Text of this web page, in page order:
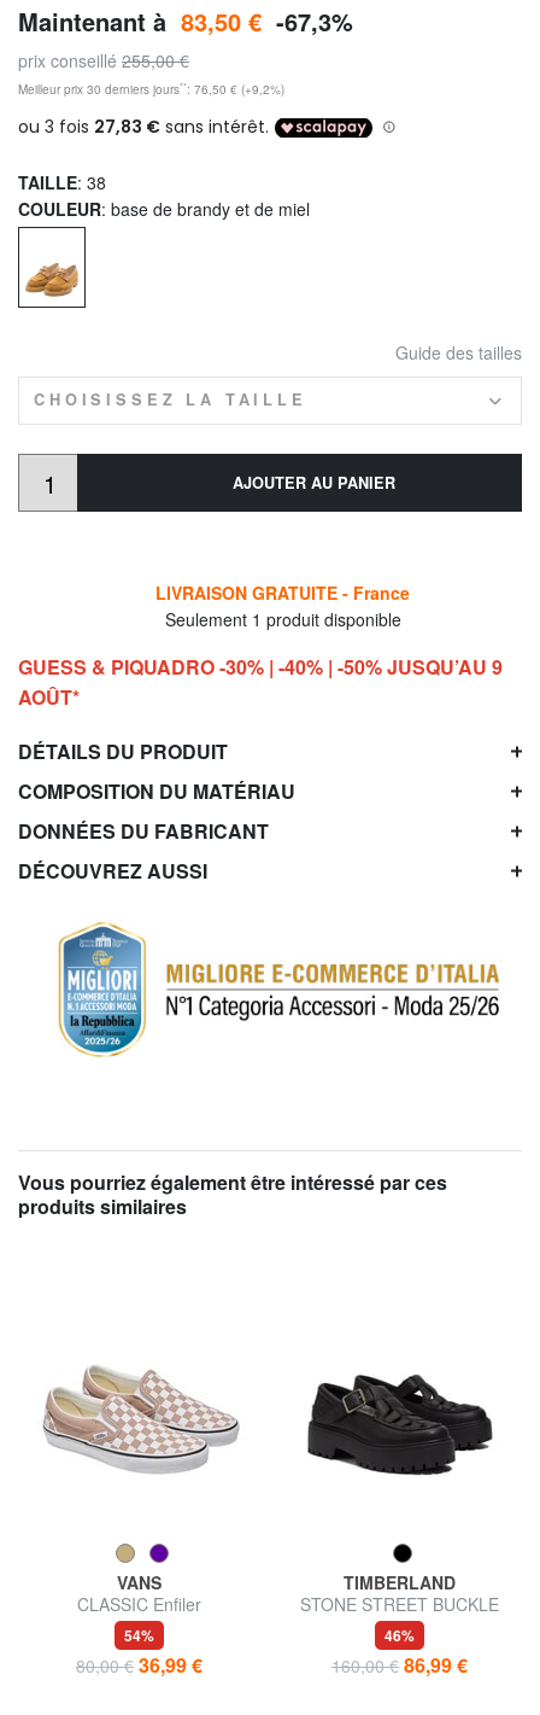
Maintenant à 83,50 € -67,3%
prix conseillé 255,00 €
Meilleur prix 30 derniers jours**: 76,50 € (+9,2%)
TAILLE: 38
COULEUR: base de brandy et de miel
Guide des tailles
CHOISISSEZ LA TAILLE
AJOUTER AU PANIER
LIVRAISON GRATUITE - France
Seulement 1 produit disponible
GUESS & PIQUADRO -30% | -40% | -50% JUSQU’AU 9
AOÛT*
DÉTAILS DU PRODUIT
COMPOSITION DU MATÉRIAU
DONNÉES DU FABRICANT
DÉCOUVREZ AUSSI
Vous pourriez également être intéressé par ces
produits similaires
VANS
CLASSIC Enfiler
54%
80,00 € 36,99 €
TIMBERLAND
STONE STREET BUCKLE
Chaussure à plateforme en cuir
46%
160,00 € 86,99 €